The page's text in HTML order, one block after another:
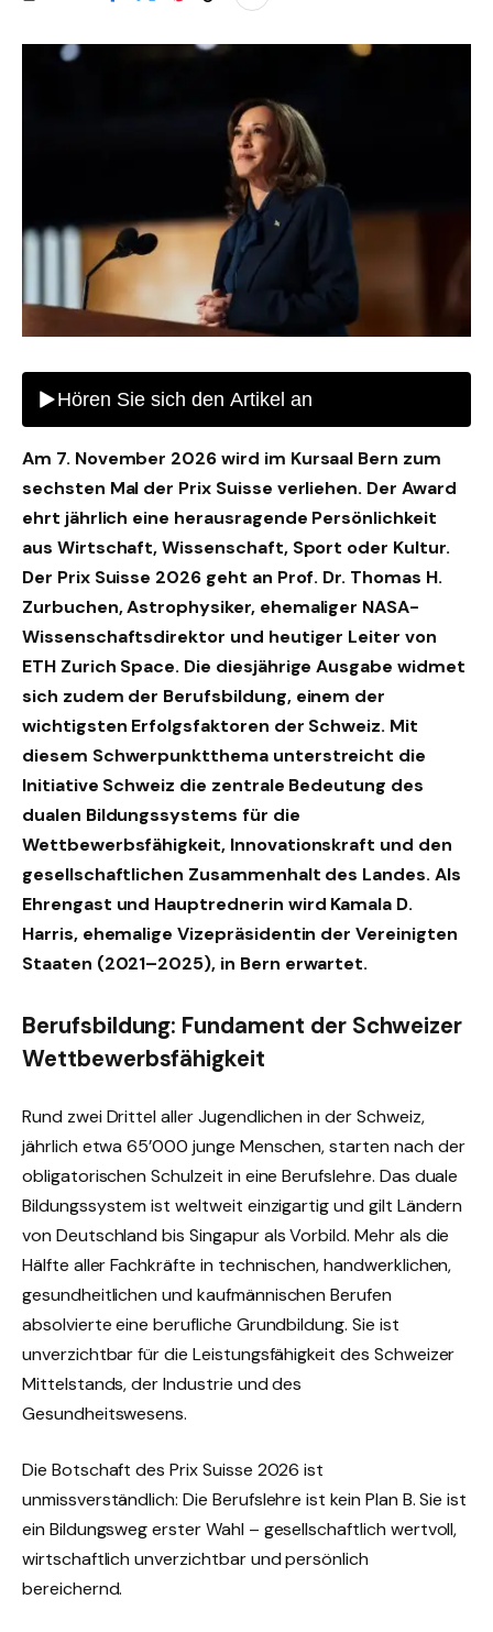
Am 7. November 2026 wird im Kursaal Bern zum
sechsten Mal der Prix Suisse verliehen. Der Award
ehrt jährlich eine herausragende Persönlichkeit
aus Wirtschaft, Wissenschaft, Sport oder Kultur.
Der Prix Suisse 2026 geht an Prof. Dr. Thomas H.
Zurbuchen, Astrophysiker, ehemaliger NASA-
Wissenschaftsdirektor und heutiger Leiter von
ETH Zurich Space. Die diesjährige Ausgabe widmet
sich zudem der Berufsbildung, einem der
wichtigsten Erfolgsfaktoren der Schweiz. Mit
diesem Schwerpunktthema unterstreicht die
Initiative Schweiz die zentrale Bedeutung des
dualen Bildungssystems für die
Wettbewerbsfähigkeit, Innovationskraft und den
gesellschaftlichen Zusammenhalt des Landes. Als
Ehrengast und Hauptrednerin wird Kamala D.
Harris, ehemalige Vizepräsidentin der Vereinigten
Staaten (2021–2025), in Bern erwartet.
Berufsbildung: Fundament der Schweizer
Wettbewerbsfähigkeit
Rund zwei Drittel aller Jugendlichen in der Schweiz,
jährlich etwa 65’000 junge Menschen, starten nach der
obligatorischen Schulzeit in eine Berufslehre. Das duale
Bildungssystem ist weltweit einzigartig und gilt Ländern
von Deutschland bis Singapur als Vorbild. Mehr als die
Hälfte aller Fachkräfte in technischen, handwerklichen,
gesundheitlichen und kaufmännischen Berufen
absolvierte eine berufliche Grundbildung. Sie ist
unverzichtbar für die Leistungsfähigkeit des Schweizer
Mittelstands, der Industrie und des
Gesundheitswesens.
Die Botschaft des Prix Suisse 2026 ist
unmissverständlich: Die Berufslehre ist kein Plan B. Sie ist
ein Bildungsweg erster Wahl – gesellschaftlich wertvoll,
wirtschaftlich unverzichtbar und persönlich
bereichernd.